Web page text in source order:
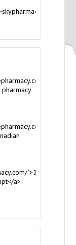
a>
">usa
">online
">1650
a>